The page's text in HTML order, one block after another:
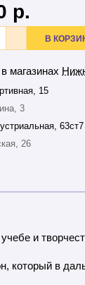
р.
В
магазинах
15
3
63ст7
26
и
который в